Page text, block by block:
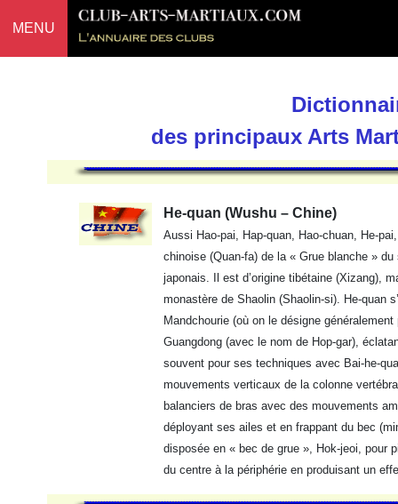
MENU
des principaux Arts
He-quan (Wushu – Chine)
Aussi Hao-pai, Hap-quan, Hao-chuan, He-
chinoise (Quan-fa) de la « Grue blanche »
japonais. Il est d’origine tibétaine (Xizang),
monastère de Shaolin (Shaolin-si). He-quan
Mandchourie (où on le désigne
Guangdong (avec le nom de Hop-gar),
souvent pour ses techniques avec Bai-he-
mouvements verticaux de la colonne
balanciers de bras avec des mouvements
déployant ses ailes et en frappant du bec
disposée en « bec de grue », Hok-jeoi, pour
du centre à la périphérie en produisant un